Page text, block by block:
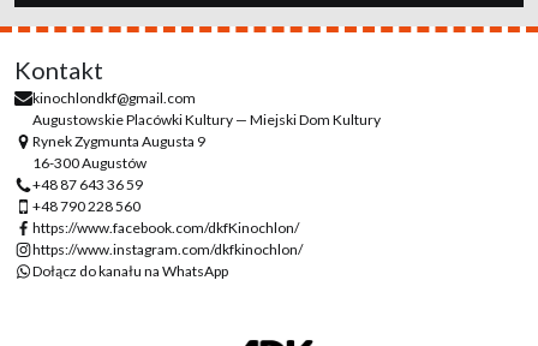
Kontakt
kinochlondkf@gmail.com
Augustowskie Placówki Kultury — Miejski Dom Kultury
Rynek Zygmunta Augusta 9
16-300 Augustów
+48 87 643 36 59
+48 790 228 560
https://www.facebook.com/dkfKinochlon/
https://www.instagram.com/dkfkinochlon/
Dołącz do kanału na WhatsApp